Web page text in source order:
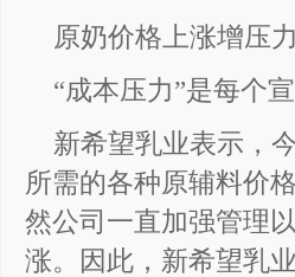
原奶价格上涨增压力
“成本压力”是每个
新希望乳业表示，
所需的各种原辅料价
然公司一直加强管理
涨。因此，新希望乳